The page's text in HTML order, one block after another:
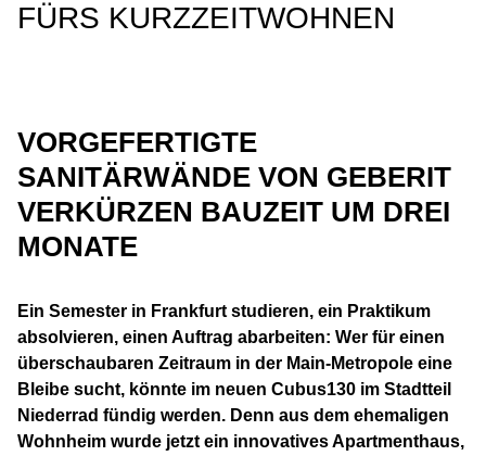
FÜRS KURZZEITWOHNEN
VORGEFERTIGTE
SANITÄRWÄNDE VON GEBERIT
VERKÜRZEN BAUZEIT UM DREI
MONATE
Ein Semester in Frankfurt studieren, ein Praktikum
absolvieren, einen Auftrag abarbeiten: Wer für einen
überschaubaren Zeitraum in der Main-Metropole eine
Bleibe sucht, könnte im neuen Cubus130 im Stadtteil
Niederrad fündig werden. Denn aus dem ehemaligen
Wohnheim wurde jetzt ein innovatives Apartmenthaus,